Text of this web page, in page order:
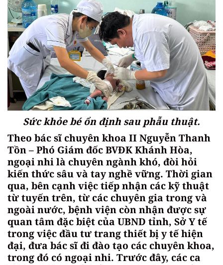
Sức khỏe bé ổn định sau phẫu thuật.
Theo bác sĩ chuyên khoa II Nguyễn Thanh
Tồn – Phó Giám đốc BVĐK Khánh Hòa,
ngoại nhi là chuyên ngành khó, đòi hỏi
kiến thức sâu và tay nghề vững. Thời gian
qua, bên cạnh việc tiếp nhận các kỹ thuật
từ tuyến trên, từ các chuyên gia trong và
ngoài nước, bệnh viện còn nhận được sự
quan tâm đặc biệt của UBND tỉnh, Sở Y tế
trong việc đầu tư trang thiết bị y tế hiện
đại, đưa bác sĩ đi đào tạo các chuyên khoa,
trong đó có ngoại nhi. Trước đây, các ca